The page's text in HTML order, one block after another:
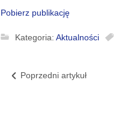
Pobierz publikację
Kategoria: Aktualności
Poprzedni artykuł